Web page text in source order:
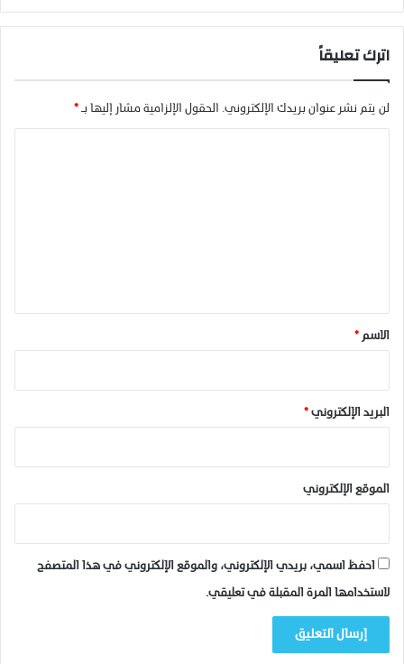
ا
ح
ي
ر
ل
إ
ج
ا
ج
ا
ن
م
ت
ن
اترك تعليقاً
لن يتم نشر عنوان بريدك الإلكتروني. الحقول الإلزامية مشار إليها بـ *
*الاسم *
البريد الإلكتروني *
الموقع الإلكتروني
احفظ اسمي، بريدي الإلكتروني، والموقع الإلكتروني في هذا المتصفح
لاستخدامها المرة المقبلة في تعليقي.